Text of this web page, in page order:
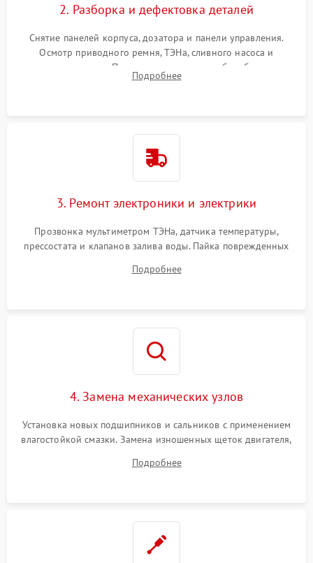
2. Разборка и дефектовка деталей
Снятие панелей корпуса, дозатора и панели управления.
Осмотр приводного ремня, ТЭНа, сливного насоса и
амортизаторов. Проверка подшипников барабана и
крестовины на износ, а манжеты люка на разрывы.
Подробнее
3. Ремонт электроники и электрики
Прозвонка мультиметром ТЭНа, датчика температуры,
прессостата и клапанов залива воды. Пайка поврежденных
Восстановление целостности проводки и контактов.
Подробнее
4. Замена механических узлов
Установка новых подшипников и сальников с применением
влагостойкой смазки. Замена изношенных щеток двигателя,
или поврежденной резиновой манжеты.
Подробнее